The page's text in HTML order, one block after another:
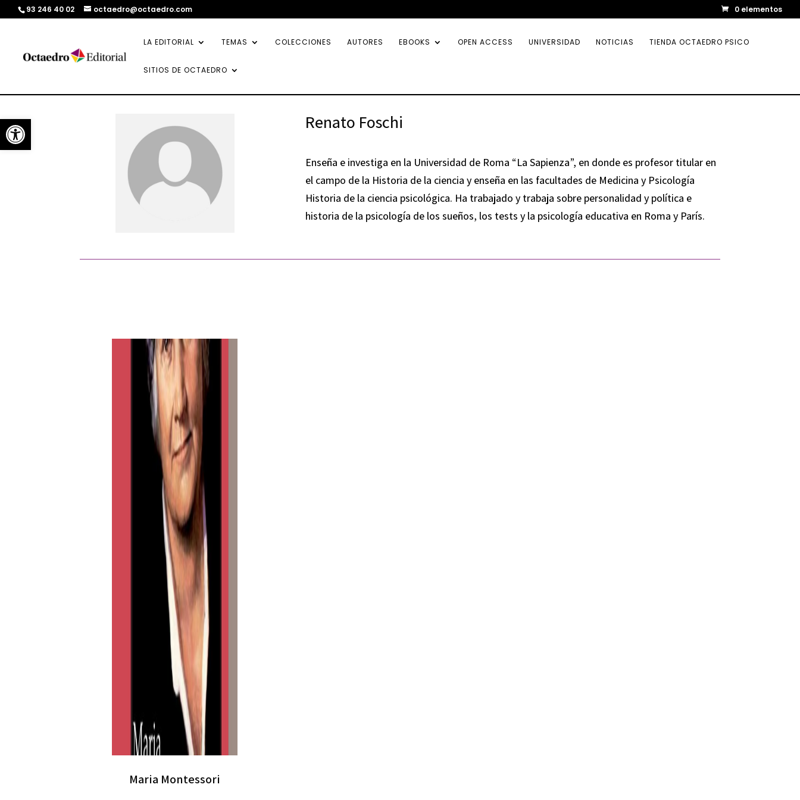
Abrir barra de herramientas
93 246 40 02 octaedro@octaedro.com 0 elementos
LA EDITORIAL TEMAS COLECCIONES AUTORES EBOOKS OPEN ACCESS UNIVERSIDAD NOTICIAS TIENDA OCTAEDRO PSICO
SITIOS DE OCTAEDRO
Renato Foschi
Enseña e investiga en la Universidad de Roma “La Sapienza”, en donde es profesor titular en
el campo de la Historia de la ciencia y enseña en las facultades de Medicina y Psicología
Historia de la ciencia psicológica. Ha trabajado y trabaja sobre personalidad y política e
historia de la psicología de los sueños, los tests y la psicología educativa en Roma y París.
Maria Montessori